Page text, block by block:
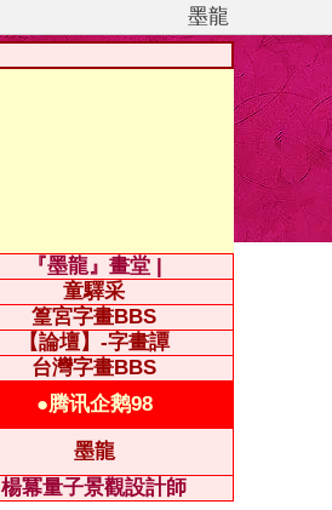
墨龍
『墨龍』畫堂 |
童驛采
篁宮字畫BBS
【論壇】-字畫譚
台灣字畫BBS
●腾讯企鹅98
墨龍
楊冪量子景觀設計師